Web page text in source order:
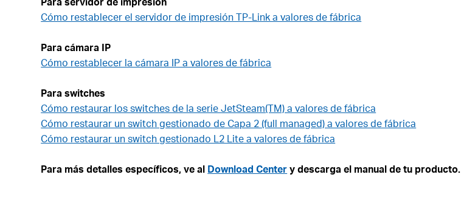
Cómo restablecer el servidor de impresión TP-Link a valores de fábrica
Para cámara IP
Cómo restablecer la cámara IP a valores de fábrica
Para switches
Cómo restaurar los switches de la serie JetSteam(TM) a valores de fábrica
Cómo restaurar un switch gestionado de Capa 2 (full managed) a valores de fábrica
Cómo restaurar un switch gestionado L2 Lite a valores de fábrica
Para más detalles específicos, ve al Download Centery descarga el manual de tu producto.